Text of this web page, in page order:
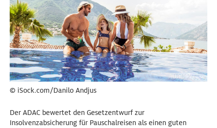
© iSock.com/Danilo Andjus
Der ADAC bewertet den Gesetzentwurf zur
Insolvenzabsicherung für Pauschalreisen als einen guten